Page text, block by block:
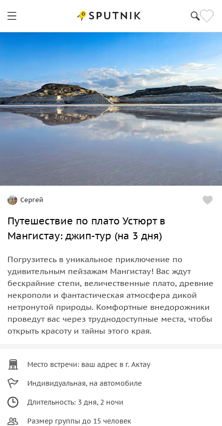
Сергей
Путешествие по плато Устюрт в
Мангистау: джип-тур (на 3 дня)
Погрузитесь в уникальное приключение по
удивительным пейзажам Мангистау! Вас ждут
бескрайние степи, величественные плато, древние
некрополи и фантастическая атмосфера дикой
нетронутой природы. Комфортные внедорожники
проведут вас через труднодоступные места, чтобы
открыть красоту и тайны этого края.
Место встречи: ваш адрес в г. Актау
Индивидуальная, на автомобиле
Длительность: 3 дня, 2 ночи
Размер группы до 15 человек